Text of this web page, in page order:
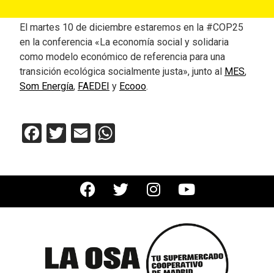
El martes 10 de diciembre estaremos en la #COP25
en la conferencia «La economía social y solidaria
como modelo económico de referencia para una
transición ecológica socialmente justa», junto al MES,
Som Energía, FAEDEI y Ecooo.
Facebook
Twitter
Email